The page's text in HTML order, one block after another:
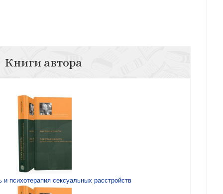
Книги автора
и психотерапия сексуальных расстройств